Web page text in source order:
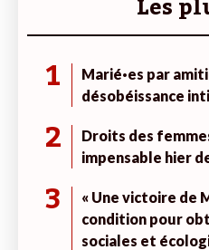
1
Marié·es par
désobéissance
2
Droits des
impensable hier
3
« Une victoire de
condition pour
sociales et